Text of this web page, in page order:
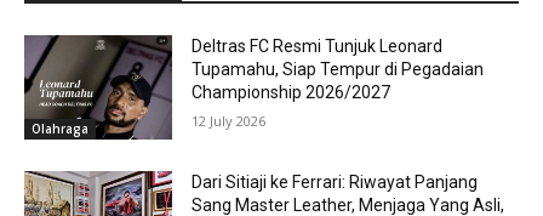
Olahraga
Deltras FC Resmi Tunjuk Leonard
Tupamahu, Siap Tempur di Pegadaian
Championship 2026/2027
12 July 2026
Dari Sitiaji ke Ferrari: Riwayat Panjang
Sang Master Leather, Menjaga Yang Asli,